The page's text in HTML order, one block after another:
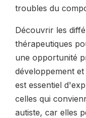
troubles du
Découvrir les
thérapeutiques
une opportunité
développement
est essentiel
celles qui
autiste, car elles